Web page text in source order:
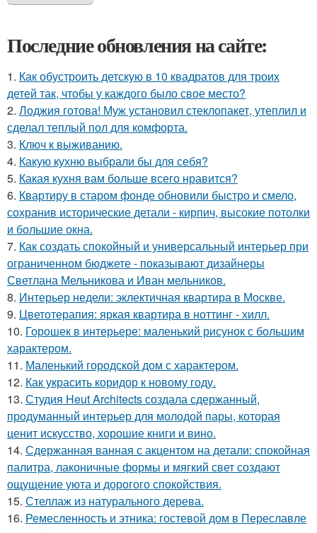
Последние обновления на сайте:
1. Как обустроить детскую в 10 квадратов для троих
детей так, чтобы у каждого было свое место?
2. Лоджия готова! Муж установил стеклопакет, утеплил и
сделал теплый пол для комфорта.
3. Ключ к выживанию.
4. Какую кухню выбрали бы для себя?
5. Какая кухня вам больше всего нравится?
6. Квартиру в старом фонде обновили быстро и смело,
сохранив исторические детали - кирпич, высокие потолки
и большие окна.
7. Как создать спокойный и универсальный интерьер при
ограниченном бюджете - показывают дизайнеры
Светлана Мельникова и Иван мельников.
8. Интерьер недели: эклектичная квартира в Москве.
9. Цветотерапия: яркая квартира в ноттинг - хилл.
10. Горошек в интерьере: маленький рисунок с большим
характером.
11. Маленький городской дом с характером.
12. Как украсить коридор к новому году.
13. Студия Heut Architects создала сдержанный,
продуманный интерьер для молодой пары, которая
ценит искусство, хорошие книги и вино.
14. Сдержанная ванная с акцентом на детали: спокойная
палитра, лаконичные формы и мягкий свет создают
ощущение уюта и дорогого спокойствия.
15. Стеллаж из натурального дерева.
16. Ремесленность и этника: гостевой дом в Переславле